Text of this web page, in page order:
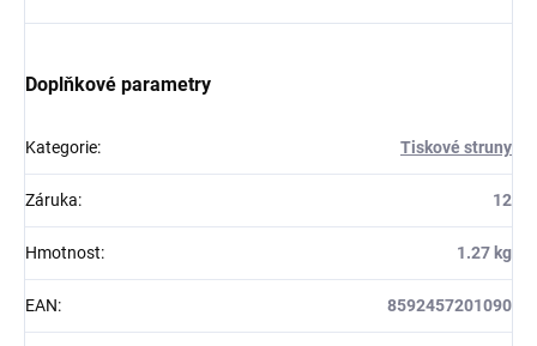
Doplňkové parametry
Kategorie: Tiskové struny
Záruka: 12
Hmotnost: 1.27 kg
EAN: 8592457201090